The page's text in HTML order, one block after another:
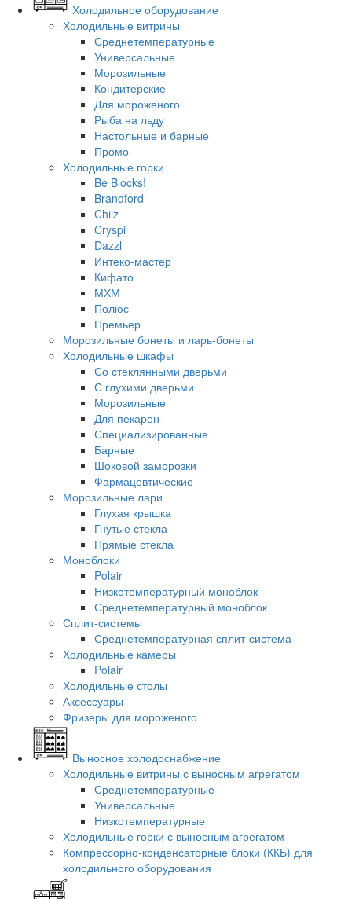
Холодильное оборудование
Холодильные витрины
Среднетемпературные
Универсальные
Морозильные
Кондитерские
Для мороженого
Рыба на льду
Настольные и барные
Промо
Холодильные горки
Be Blocks!
Brandford
Chilz
Cryspi
Dazzl
Интеко-мастер
Кифато
МХМ
Полюс
Премьер
Морозильные бонеты и ларь-бонеты
Холодильные шкафы
Со стеклянными дверьми
С глухими дверьми
Морозильные
Для пекарен
Специализированные
Барные
Шоковой заморозки
Фармацевтические
Морозильные лари
Глухая крышка
Гнутые стекла
Прямые стекла
Моноблоки
Polair
Низкотемпературный моноблок
Среднетемпературный моноблок
Сплит-системы
Среднетемпературная сплит-система
Холодильные камеры
Polair
Холодильные столы
Аксессуары
Фризеры для мороженого
Выносное холодоснабжение
Холодильные витрины с выносным агрегатом
Среднетемпературные
Универсальные
Низкотемпературные
Холодильные горки с выносным агрегатом
Компрессорно-конденсаторные блоки (ККБ) для
холодильного оборудования